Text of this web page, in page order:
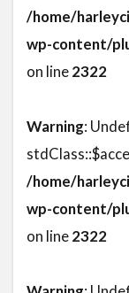
/home/
wp-content/
on line2322
Warning:
/home/
wp-content/
on line2322